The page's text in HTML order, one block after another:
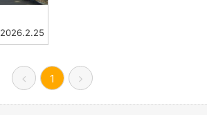
2026.2.25
1